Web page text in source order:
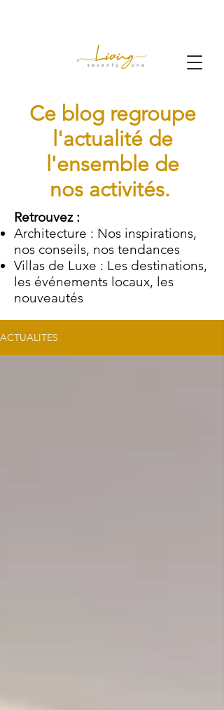
Ce blog regroupe
l'actualité de
l'ensemble de
nos activités.
Retrouvez :
Architecture : Nos inspirations,
nos conseils, nos tendances
Villas de Luxe : Les destinations,
les événements locaux, les
nouveautés
ACTUALITES